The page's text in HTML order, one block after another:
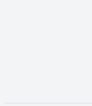
opens in new